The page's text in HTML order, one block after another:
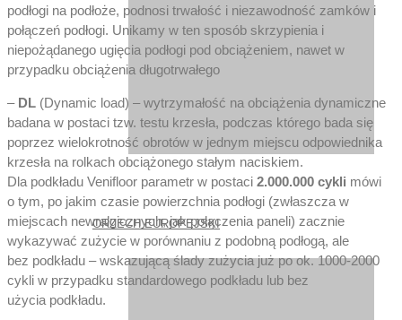
ORZECH EUROPEJSKI
podłogi na podłoże, podnosi trwałość i niezawodność zamków i
połączeń podłogi. Unikamy w ten sposób skrzypienia i
niepożądanego ugięcia podłogi pod obciążeniem, nawet w
przypadku obciążenia długotrwałego
– DL (Dynamic load) – wytrzymałość na obciążenia dynamiczne
badana w postaci tzw. testu krzesła, podczas którego bada się
poprzez wielokrotność obrotów w jednym miejscu odpowiednika
krzesła na rolkach obciążonego stałym naciskiem.
Dla podkładu Venifloor parametr w postaci 2.000.000 cykli mówi
o tym, po jakim czasie powierzchnia podłogi (zwłaszcza w
miejscach newralgicznych, jak połączenia paneli) zacznie
wykazywać zużycie w porównaniu z podobną podłogą, ale
bez podkładu – wskazującą ślady zużycia już po ok. 1000-2000
cykli w przypadku standardowego podkładu lub bez
użycia podkładu.